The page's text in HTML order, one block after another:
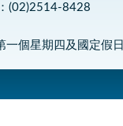
(02)2514-8428
個星期四及國定假日